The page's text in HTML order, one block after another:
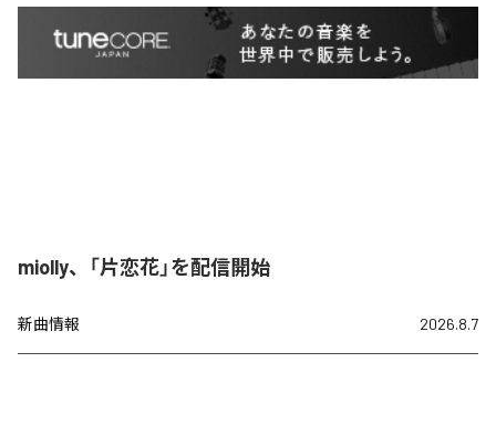
miolly、「片恋花」を配信開始
新曲情報 2026.8.7